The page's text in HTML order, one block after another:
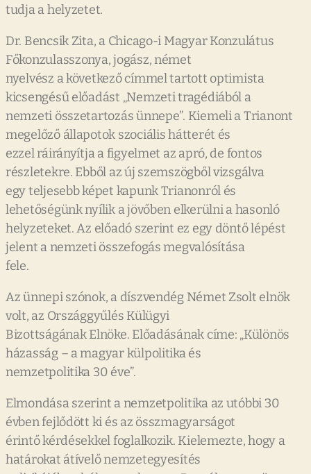
tudja a helyzetet.
Dr. Bencsik Zita, a Chicago-i Magyar Konzulátus
Főkonzulasszonya, jogász, német
nyelvész a következő címmel tartott optimista
kicsengésű előadást „Nemzeti tragédiából a
nemzeti összetartozás ünnepe”. Kiemeli a Trianont
megelőző állapotok szociális hátterét és
ezzel ráirányítja a figyelmet az apró, de fontos
részletekre. Ebből az új szemszögből vizsgálva
egy teljesebb képet kapunk Trianonról és
lehetőségünk nyílik a jövőben elkerülni a hasonló
helyzeteket. Az előadó szerint ez egy döntő lépést
jelent a nemzeti összefogás megvalósítása
fele.
Az ünnepi szónok, a díszvendég Német Zsolt elnök
volt, az Országgyűlés Külügyi
Bizottságának Elnöke. Előadásának címe: „Különös
házasság – a magyar külpolitika és
nemzetpolitika 30 éve”.
Elmondása szerint a nemzetpolitika az utóbbi 30
évben fejlődött ki és az összmagyarságot
érintő kérdésekkel foglalkozik. Kielemezte, hogy a
határokat átívelő nemzetegyesítés